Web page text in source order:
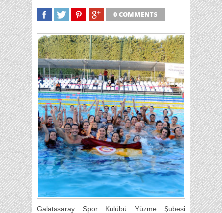
0 COMMENTS
Galatasaray Spor Kulübü Yüzme Şubesi